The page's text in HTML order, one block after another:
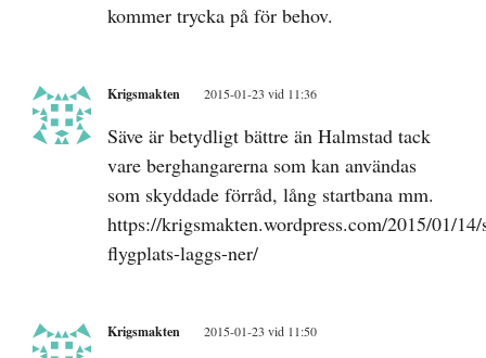
kommer trycka på för behov.
Krigsmakten 2015-01-23 vid 11:36
Säve är betydligt bättre än Halmstad tack
vare berghangarerna som kan användas
som skyddade förråd, lång startbana mm.
https://krigsmakten.wordpress.com/2015/01/14/
flygplats-laggs-ner/
Krigsmakten 2015-01-23 vid 11:50